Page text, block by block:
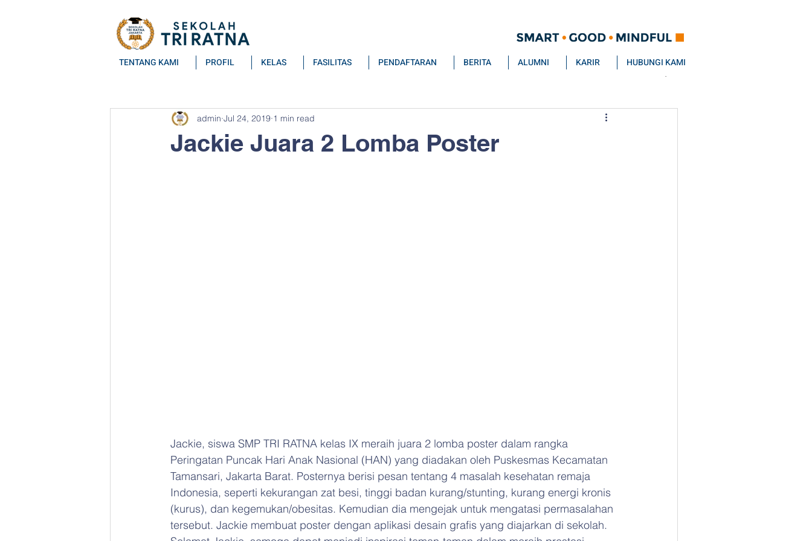
TENTANG KAMI PROFIL KELAS FASILITAS PENDAFTARAN BERITA ALUMNI KARIR HUBUNGI KAMI
Jackie Juara 2 Lomba Poster
admin Jul 24, 2019 1 min read
Jackie, siswa SMP TRI RATNA kelas IX meraih juara 2 lomba poster dalam rangka
Peringatan Puncak Hari Anak Nasional (HAN) yang diadakan oleh Puskesmas Kecamatan
Tamansari, Jakarta Barat. Posternya berisi pesan tentang 4 masalah kesehatan remaja
Indonesia, seperti kekurangan zat besi, tinggi badan kurang/stunting, kurang energi kronis
(kurus), dan kegemukan/obesitas. Kemudian dia mengejak untuk mengatasi permasalahan
tersebut. Jackie membuat poster dengan aplikasi desain grafis yang diajarkan di sekolah.